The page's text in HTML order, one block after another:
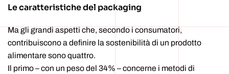
Le caratteristiche del packaging
Ma gli grandi aspetti che, secondo i consumatori,
contribuiscono a definire la sostenibilità di un prodotto
alimentare sono quattro.
Il primo – con un peso del 34% – concerne i metodi di